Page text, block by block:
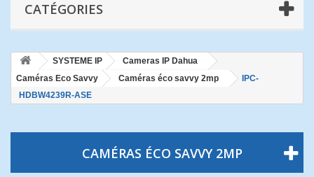
CATÉGORIES
SYSTEME IP
Cameras IP Dahua
Caméras Eco Savvy
Caméras éco savvy 2mp
IPC-
HDBW4239R-ASE
CAMÉRAS ÉCO SAVVY 2MP